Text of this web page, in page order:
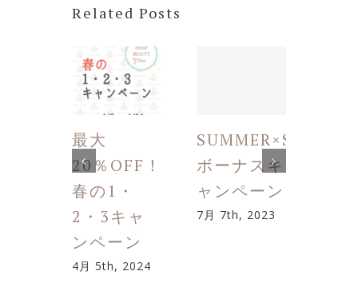
Related Posts
最大
20％OFF！
春の1・
2・3キャ
ンペーン
4月 5th, 2024
SUMMER×SCALP
ボーナスキ
ャンペーン
7月 7th, 2023